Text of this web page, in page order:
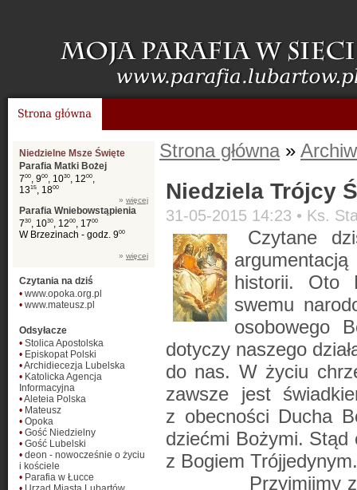
Niedzielne Msze Święte
Parafia Matki Bożej
700, 900, 1030, 1200,
1315, 1800
» więcej
Parafia Wniebowstąpienia
730, 1030, 1200, 1700
W Brzezinach - godz. 900
» więcej
Czytania na dziś
• www.opoka.org.pl
• www.mateusz.pl
Odsyłacze
• Stolica Apostolska
• Episkopat Polski
•Archidiecezja Lubelska
• Katolicka Agencja
Informacyjna
•Aleteia Polska
• Mateusz
• Opoka
• Gość Niedzielny
• Gość Lubelski
• deon - nowocześnie o życiu
i kościele
• Parafia w Łucce
Strona główna»
Niedziela Trójcy
31-05-2015 14:23 • Ks.
Czytane
historii. Oto
swemu
osobowego
dotyczy naszego
do nas. W życiu
zawsze jest
z obecności Ducha
dziećmi Bożymi. Stąd
z Bogiem Trójjedynym.
Przyjmijmy z